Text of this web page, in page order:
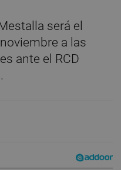
será el
a las
ante el RCD